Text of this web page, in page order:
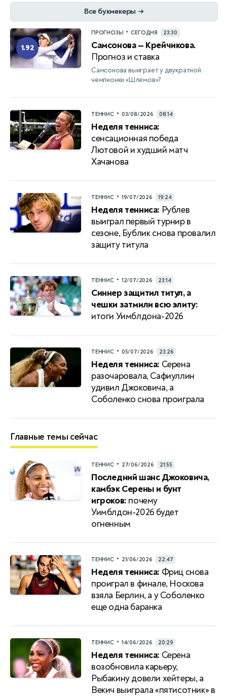
Все букмекеры →
1.92
ПРОГНОЗЫ • СЕГОДНЯ 23:30
Самсонова — Крейчикова.
Прогноз и ставка
Самсонова выиграет у двукратной
чемпионки «Шлемов»?
ТЕННИС • 03/08/2026 08:14
Неделя тенниса:
сенсационная победа
Лютовой и худший матч
Хачанова
ТЕННИС • 19/07/2026 19:24
Неделя тенниса: Рублев
выиграл первый турнир в
сезоне, Бублик снова провалил
защиту титула
ТЕННИС • 12/07/2026 23:14
Синнер защитил титул, а
чешки затмили всю элиту:
итоги Уимблдона-2026
ТЕННИС • 05/07/2026 23:26
Неделя тенниса: Серена
разочаровала, Сафиуллин
удивил Джоковича, а
Соболенко снова проиграла
Главные темы сейчас
ТЕННИС • 27/06/2026 21:55
Последний шанс Джоковича,
камбэк Серены и бунт
игроков: почему
Уимблдон-2026 будет
огненным
ТЕННИС • 21/06/2026 22:47
Неделя тенниса: Фриц снова
проиграл в финале, Носкова
взяла Берлин, а у Соболенко
еще одна баранка
ТЕННИС • 14/06/2026 20:29
Неделя тенниса: Серена
возобновила карьеру,
Рыбакину довели хейтеры, а
Векич выиграла «пятисотник» в